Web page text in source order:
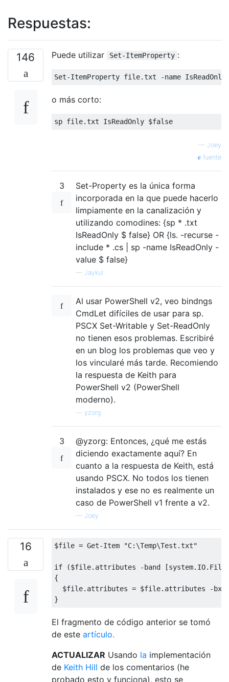
Respuestas:
146 Puede utilizar Set-ItemProperty :
Set-ItemProperty file.txt -name IsReadOnly
o más corto:
sp file.txt IsReadOnly $false
— Joey
fuente
3
Set-Property es la única forma
incorporada en la que puede hacerlo
limpiamente en la canalización y
utilizando comodines: {sp * .txt
IsReadOnly $ false} OR {ls. -recurse -
include * .cs | sp -name IsReadOnly -
value $ false}
— Jaykul
Al usar PowerShell v2, veo bindngs
CmdLet difíciles de usar para sp.
PSCX Set-Writable y Set-ReadOnly
no tienen esos problemas. Escribiré
en un blog los problemas que veo y
los vincularé más tarde. Recomiendo
la respuesta de Keith para
PowerShell v2 (PowerShell
moderno).
yzorg
3
@yzorg: Entonces, ¿qué me estás
diciendo exactamente aquí? En
cuanto a la respuesta de Keith, está
usando PSCX. No todos los tienen
instalados y ese no es realmente un
caso de PowerShell v1 frente a v2.
— Joey
16 $file = Get-Item "C:\Temp\Test.txt"
if ($file. attributes -band [system. IO.
{
  $file
. attributes = $file. attributes -
}
El fragmento de código anterior se tomó
de este artículo.
ACTUALIZAR Usando la implementación
de Keith Hill de los comentarios (he
probado esto y funciona), esto se